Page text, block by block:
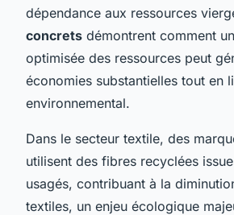
dépendance aux ressources
concrets démontrent comment
optimisée des ressources peut
économies substantielles tout en
environnemental.
Dans le secteur textile, des
utilisent des fibres recyclées
usagés, contribuant à la
textiles, un enjeu écologique